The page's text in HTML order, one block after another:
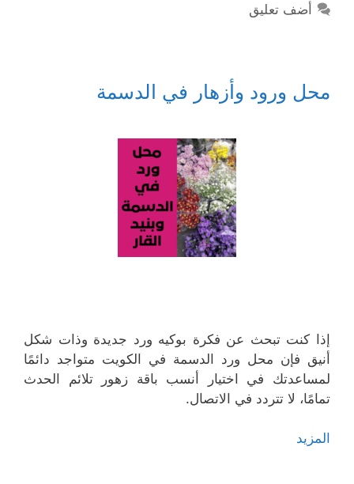
أضف تعليق
محل ورود وأزهار في الدسمة
إذا كنت تبحث عن فكرة بوكيه ورد جديدة وذات شكل
أنيق فإن محل ورد الدسمة في الكويت متواجد دائمًا
لمساعدتك في اختيار أنسب باقة زهور تلائم الحدث
تمامًا، لا تتردد في الاتصال.
المزيد